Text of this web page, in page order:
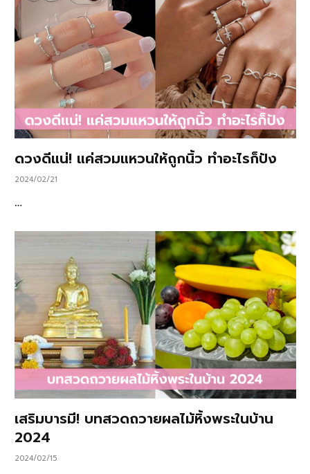
ดวงดีแน่! แค่สวมแหวนให้ถูกนิ้ว ทำอะไรก็ปัง
2024/02/21
…
เสริมบารมี! บทสวดถวายผลไม้หิ้งพระในบ้าน
2024
2024/02/15